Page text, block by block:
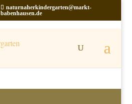
naturnaherkindergarten@markt-
babenhausen.de